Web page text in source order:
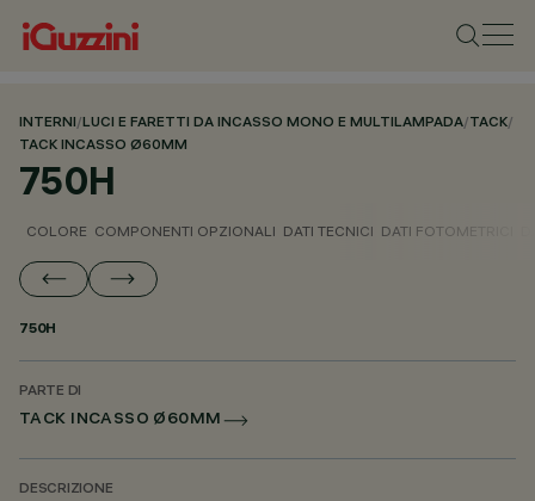
INTERNI/LUCI E FARETTI DA INCASSO MONO E MULTILAMPADA/TACK/
TACK INCASSO Ø60MM
750H
COLORE COMPONENTI OPZIONALI DATI TECNICI DATI FOTOMETRICI
750H
PARTE DI
TACK INCASSO Ø60MM
DESCRIZIONE